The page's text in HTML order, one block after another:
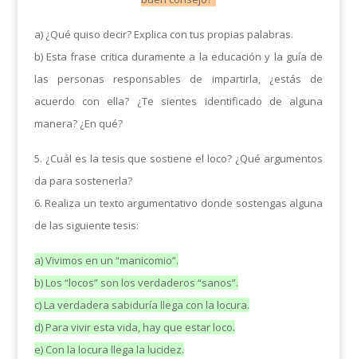
a) ¿Qué quiso decir? Explica con tus propias palabras.
b) Esta frase critica duramente a la educación y la guía de
las personas responsables de impartirla, ¿estás de
acuerdo con ella? ¿Te sientes identificado de alguna
manera? ¿En qué?
5. ¿Cuál es la tesis que sostiene el loco? ¿Qué argumentos
da para sostenerla?
6. Realiza un texto argumentativo donde sostengas alguna
de las siguiente tesis:
a) Vivimos en un “manicomio”.
b) Los “locos” son los verdaderos “sanos”.
c) La verdadera sabiduría llega con la locura.
d) Para vivir esta vida, hay que estar loco.
e) Con la locura llega la lucidez.